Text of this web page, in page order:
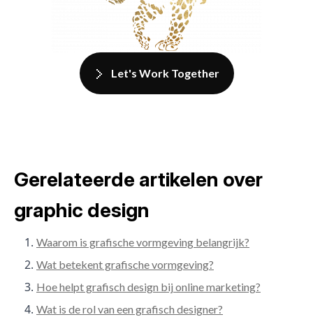
Let's Work Together
Gerelateerde artikelen over
graphic design
Waarom is grafische vormgeving belangrijk?
Wat betekent grafische vormgeving?
Hoe helpt grafisch design bij online marketing?
Wat is de rol van een grafisch designer?